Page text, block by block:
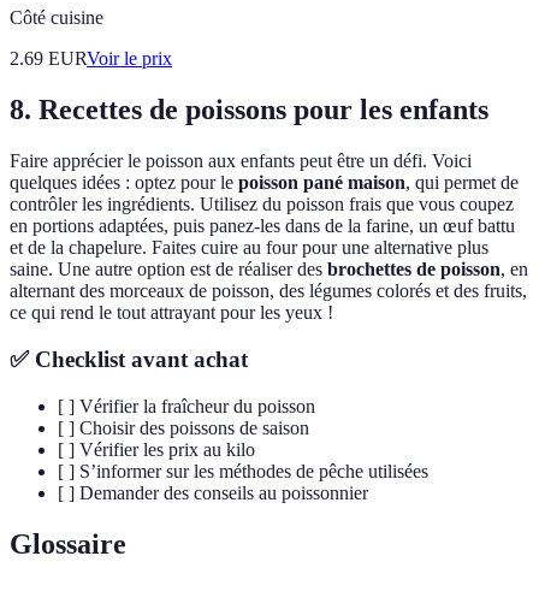
Côté cuisine
2.69 EURVoir le prix
8. Recettes de poissons pour les enfants
Faire apprécier le poisson aux enfants peut être un défi. Voici
quelques idées : optez pour le poisson pané maison, qui permet de
contrôler les ingrédients. Utilisez du poisson frais que vous coupez
en portions adaptées, puis panez-les dans de la farine, un œuf battu
et de la chapelure. Faites cuire au four pour une alternative plus
saine. Une autre option est de réaliser des brochettes de poisson, en
alternant des morceaux de poisson, des légumes colorés et des fruits,
ce qui rend le tout attrayant pour les yeux !
✅ Checklist avant achat
[ ] Vérifier la fraîcheur du poisson
[ ] Choisir des poissons de saison
[ ] Vérifier les prix au kilo
[ ] S’informer sur les méthodes de pêche utilisées
[ ] Demander des conseils au poissonnier
Glossaire